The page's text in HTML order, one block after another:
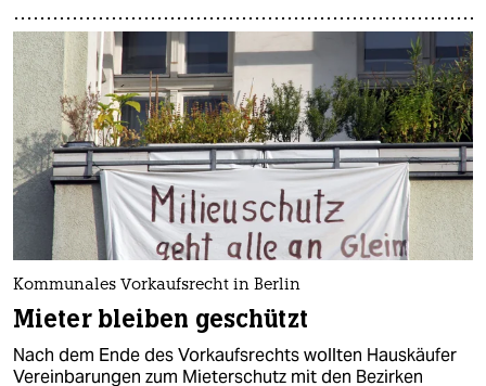
Kommunales Vorkaufsrecht in Berlin
Mieter bleiben geschützt
Nach dem Ende des Vorkaufsrechts wollten Hauskäufer
Vereinbarungen zum Mieterschutz mit den Bezirken